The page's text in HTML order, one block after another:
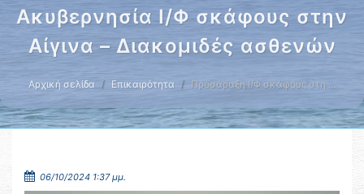
Ακυβερνησία Ι/Φ σκάφους στην
Αίγινα – Διακομιδές ασθενών
Αρχική σελίδα Επικαιρότητα Προσάραξη Ι/Φ σκάφους στη …
06/10/2024 1:37 μμ.